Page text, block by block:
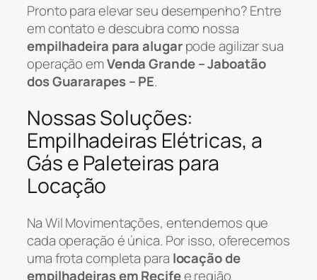
Pronto para elevar seu desempenho? Entre
em contato e descubra como nossa
empilhadeira para alugarpode agilizar sua
operação emVenda Grande – Jaboatão
dos Guararapes – PE.
Nossas Soluções:
Empilhadeiras Elétricas, a
Gás e Paleteiras para
Locação
Na Wil Movimentações, entendemos que
cada operação é única. Por isso, oferecemos
uma frota completa para locação de
empilhadeiras em Recifee região